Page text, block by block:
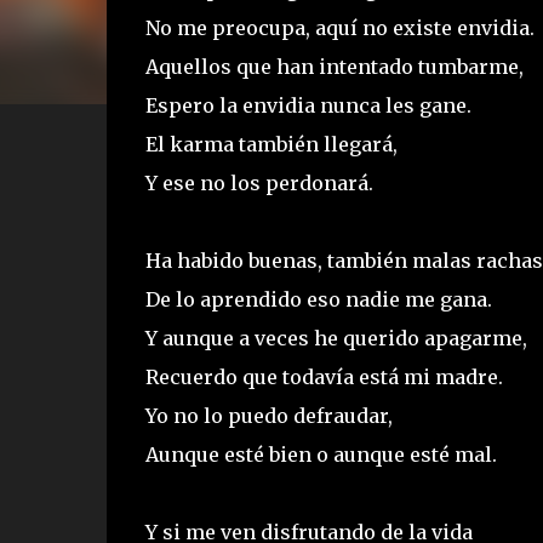
No me preocupa, aquí no existe envidia.
Aquellos que han intentado tumbarme,
Espero la envidia nunca les gane.
El karma también llegará,
Y ese no los perdonará.
Ha habido buenas, también malas
De lo aprendido eso nadie me gana.
Y aunque a veces he querido apagarme,
Recuerdo que todavía está mi madre.
Yo no lo puedo defraudar,
Aunque esté bien o aunque esté mal.
Y si me ven disfrutando de la vida